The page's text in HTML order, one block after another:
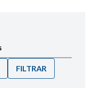
FILTRAR